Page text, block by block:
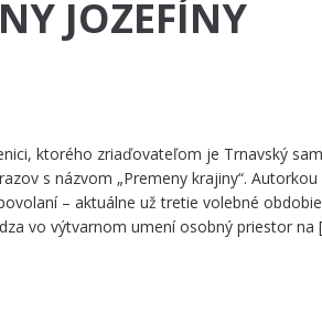
JOZEFÍNY
ktorého zriaďovateľom je Trnavský
s názvom „Premeny krajiny“. Autorkou
– aktuálne už tretie volebné
vo výtvarnom umení osobný priestor na